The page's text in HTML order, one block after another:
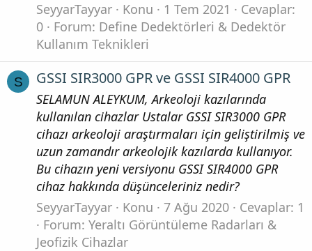
SeyyarTayyar
Konu 1 Tem 2021
Cevaplar:
0
Forum: Define Dedektörleri & Dedektör
Kullanım Teknikleri
S GSSI SIR3000 GPR ve GSSI SIR4000 GPR
SELAMUN ALEYKUM, Arkeoloji kazılarında
kullanılan cihazlar Ustalar GSSI SIR3000 GPR
cihazı arkeoloji araştırmaları için geliştirilmiş ve
uzun zamandır arkeolojik kazılarda kullanıyor.
Bu cihazın yeni versiyonu GSSI SIR4000 GPR
cihaz hakkında düşünceleriniz nedir?
SeyyarTayyar
Konu 7 Ağu 2020
Cevaplar: 1
Forum: Yeraltı Görüntüleme Radarları &
Jeofizik Cihazlar